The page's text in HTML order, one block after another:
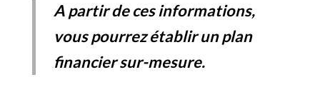
A partir de ces informations,
vous pourrez établir un plan
financier sur-mesure.